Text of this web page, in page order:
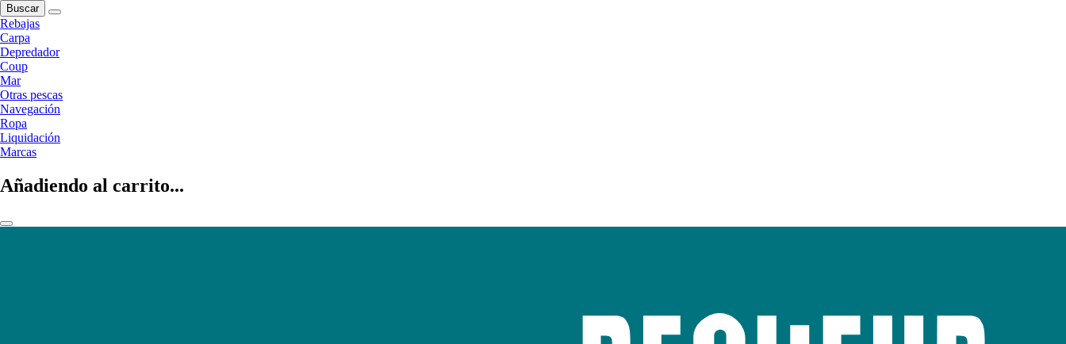
Buscar
Rebajas
Carpa
Depredador
Coup
Mar
Otras pescas
Navegación
Ropa
Liquidación
Marcas
Añadiendo al carrito...